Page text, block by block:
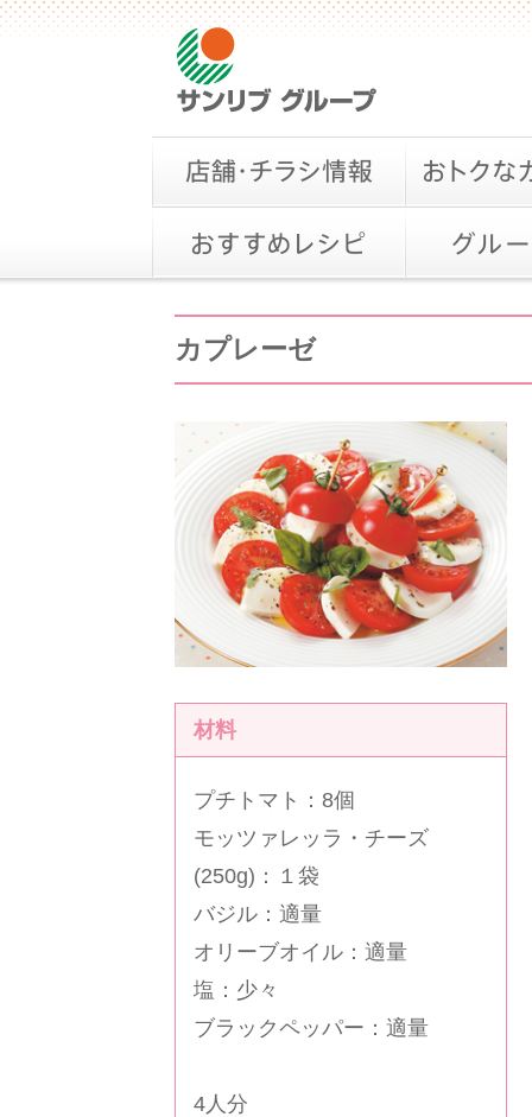
カプレーゼ
材料
プチトマト：8個
モッツァレッラ・チーズ
(250g)：１袋
バジル：適量
オリーブオイル：適量
塩：少々
ブラックペッパー：適量
4人分